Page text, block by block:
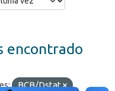
encontrado
BCB/Dstat